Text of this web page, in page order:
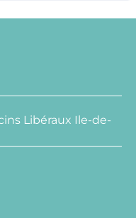
Libéraux Ile-de-